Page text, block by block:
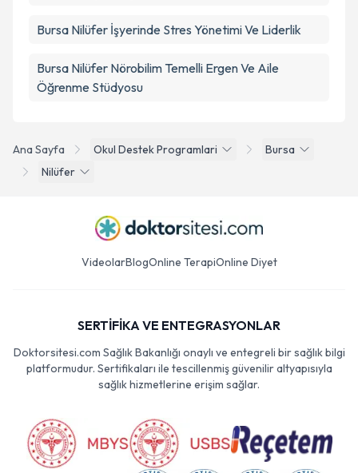
Ana Sayfa Okul Destek Programlari
Bursa
Nilüfer
Bursa Nilüfer İşyerinde Stres Yönetimi Ve Liderlik
Bursa Nilüfer Nörobilim Temelli Ergen Ve Aile
Öğrenme Stüdyosu
VideolarBlogOnline TerapiOnline Diyet
SERTİFİKA VE ENTEGRASYONLAR
Doktorsitesi.com Sağlık Bakanlığı onaylı ve entegreli bir sağlık bilgi
platformudur. Sertifikaları ile tescillenmiş güvenilir altyapısıyla
sağlık hizmetlerine erişim sağlar.